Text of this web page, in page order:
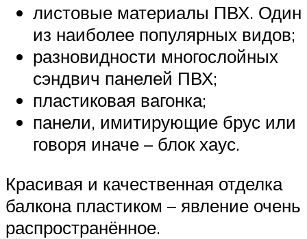
листовые материалы ПВХ. Один
из наиболее популярных видов;
разновидности многослойных
сэндвич панелей ПВХ;
пластиковая вагонка;
панели, имитирующие брус или
говоря иначе – блок хаус.
Красивая и качественная отделка
балкона пластиком – явление очень
распространённое.